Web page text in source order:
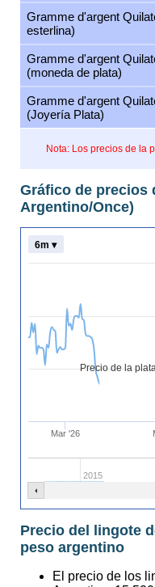
Nota: Los precios de la
Gramme d'argent
esterlina)
Gramme d'argent
(moneda de plata)
Gramme d'argent
(Joyería Plata)
Gráfico de precios
Argentino/Once)
Precio de la
Mar '26
2015
6m ▾
Precio del lingote
peso argentino
El precio de los